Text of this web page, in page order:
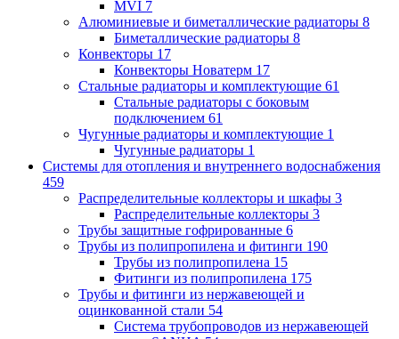
MVI 7
Алюминиевые и биметаллические радиаторы 8
Биметаллические радиаторы 8
Конвекторы 17
Конвекторы Новатерм 17
Стальные радиаторы и комплектующие 61
Стальные радиаторы с боковым
подключением 61
Чугунные радиаторы и комплектующие 1
Чугунные радиаторы 1
Системы для отопления и внутреннего водоснабжения
459
Распределительные коллекторы и шкафы 3
Распределительные коллекторы 3
Трубы защитные гофрированные 6
Трубы из полипропилена и фитинги 190
Трубы из полипропилена 15
Фитинги из полипропилена 175
Трубы и фитинги из нержавеющей и
оцинкованной стали 54
Система трубопроводов из нержавеющей